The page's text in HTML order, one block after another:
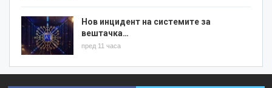
Нов инцидент на системите за
вештачка…
пред 11 часа